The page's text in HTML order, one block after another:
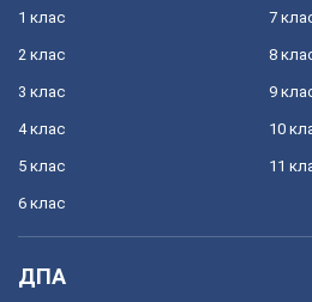
1 клас
2 клас
3 клас
4 клас
5 клас
6 клас
7
8
9
10
11
ДПА